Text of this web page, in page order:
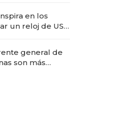
en los
un reloj de US$
general de
son más